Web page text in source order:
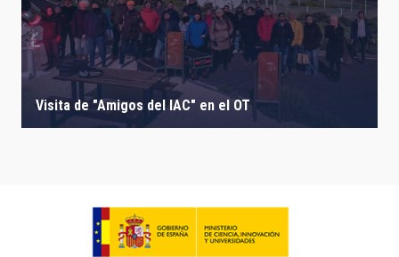
Visita de "Amigos del IAC" en el OT